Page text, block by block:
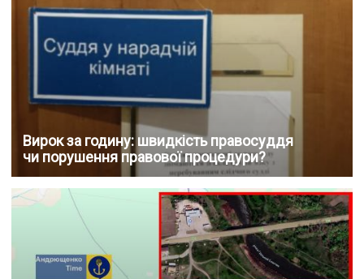
Вирок за годину: швидкість правосуддя
чи порушення правової процедури?